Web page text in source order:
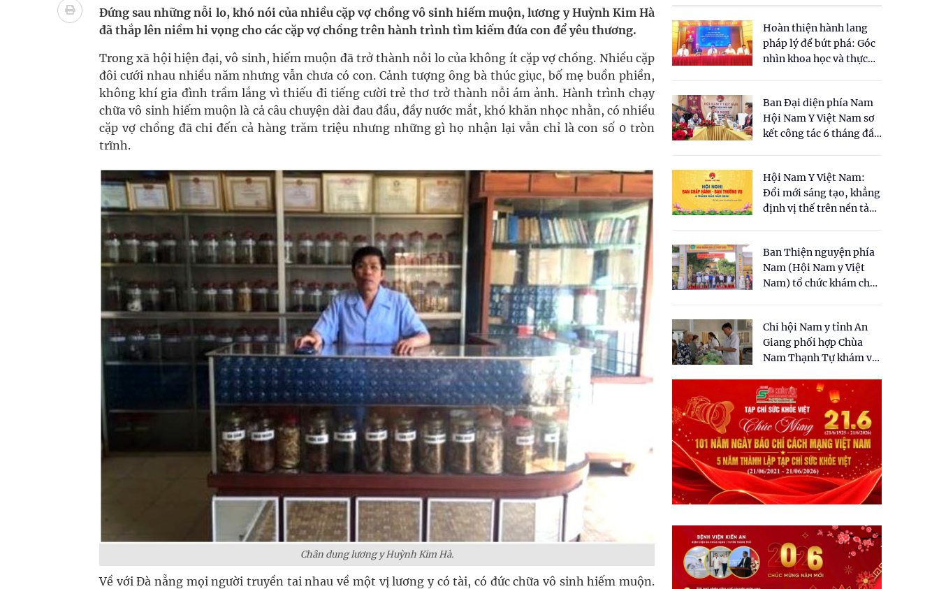
Chấn chỉnh hoạt động kinh doanh dược liệu
Súp lơ xanh mang đến hy vọng mới trong phòng ngừa ung thư
Triển khai đồng bộ các giải pháp quản lý chất lượng thuốc
Cách âm nhạc trị liệu được “đo ni đóng giày”
Đứng sau những nỗi lo, khó nói của nhiều cặp vợ chồng vô sinh hiếm muộn, lương y Huỳnh Kim Hà
đã thắp lên niềm hi vọng cho các cặp vợ chồng trên hành trình tìm kiếm đứa con để yêu thương.
Trong xã hội hiện đại, vô sinh, hiếm muộn đã trở thành nỗi lo của không ít cặp vợ chồng. Nhiều cặp
đôi cưới nhau nhiều năm nhưng vẫn chưa có con. Cảnh tượng ông bà thúc giục, bố mẹ buồn phiền,
không khí gia đình trầm lắng vì thiếu đi tiếng cười trẻ thơ trở thành nỗi ám ảnh. Hành trình chạy
chữa vô sinh hiếm muộn là cả câu chuyện dài đau đầu, đầy nước mắt, khó khăn nhọc nhằn, có nhiều
cặp vợ chồng đã chi đến cả hàng trăm triệu nhưng những gì họ nhận lại vẫn chỉ là con số 0 tròn
trĩnh.
Chân dung lương y Huỳnh Kim Hà.
Về với Đà nẵng mọi người truyền tai nhau về một vị lương y có tài, có đức chữa vô sinh hiếm muộn.
Hoàn thiện hành lang
pháp lý để bứt phá: Góc
nhìn khoa học và thực
cho Luật Y dược cổ
truyền Việt Nam"
Ban Đại diện phía Nam
Hội Nam Y Việt Nam sơ
kết công tác 6 tháng đầu
Hội Nam Y Việt Nam:
Đổi mới sáng tạo, khẳng
định vị thế trên nền tảng
Ban Thiện nguyện phía
Nam (Hội Nam y Việt
Nam) tổ chức khám chữa
dân tại xã Tân Tập
Chi hội Nam y tỉnh An
Giang phối hợp Chùa
Nam Thạnh Tự khám và
nhân dân